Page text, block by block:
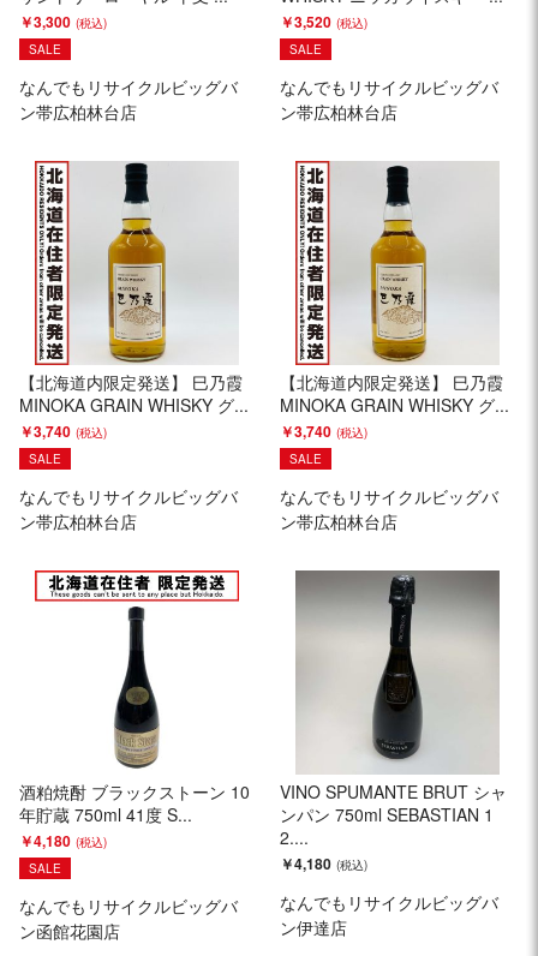
￥3,300
SALE
なんでもリサイクルビッグバ
ン帯広柏林台店
￥3,520
SALE
なんでもリサイクルビッグバ
ン帯広柏林台店
【北海道内限定発送】 巳乃霞
MINOKA GRAIN WHISKY グ...
￥3,740
SALE
なんでもリサイクルビッグバ
ン帯広柏林台店
【北海道内限定発送】 巳乃霞
MINOKA GRAIN WHISKY グ...
￥3,740
SALE
なんでもリサイクルビッグバ
ン帯広柏林台店
酒粕焼酎 ブラックストーン 10
年貯蔵 750ml 41度 S...
￥4,180
SALE
なんでもリサイクルビッグバ
ン函館花園店
VINO SPUMANTE BRUT シャ
ンパン 750ml SEBASTIAN 1
2....
￥4,180
なんでもリサイクルビッグバ
ン伊達店